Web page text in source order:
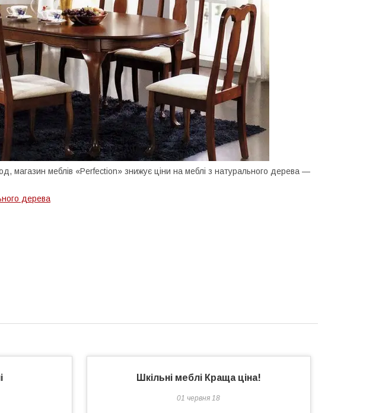
магазин меблів «Perfection» знижує ціни на меблі з натурального дерева —
дерева
Шкільні меблі Краща ціна!
01 червня 18